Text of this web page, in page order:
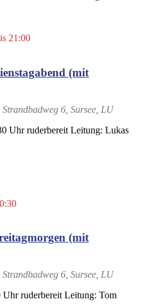
21:00
(mit
Strandbadweg 6, Sursee, LU
Uhr ruderbereit Leitung: Lukas
(mit
Strandbadweg 6, Sursee, LU
ruderbereit Leitung: Tom